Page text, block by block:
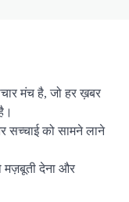
मंच है, जो हर ख़बर
सच्चाई को सामने लाने
मज़बूती देना और